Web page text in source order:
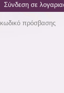
πρόσβασης